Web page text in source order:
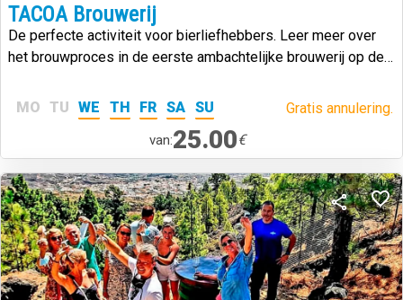
TACOA Brouwerij
De perfecte activiteit voor bierliefhebbers. Leer meer over
het brouwproces in de eerste ambachtelijke brouwerij op de
MO TU WE TH FR SA SU Gratis annulering.
van:25.00€